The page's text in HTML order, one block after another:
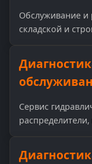
Обслуживание и
складской и
Сервис